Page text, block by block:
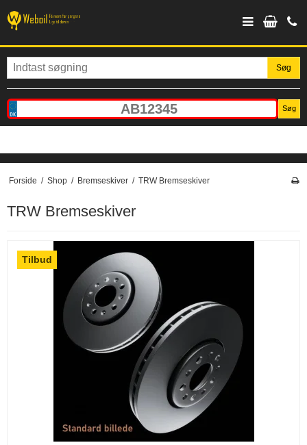
Søg
Søg
Forside / Shop / Bremseskiver / TRW Bremseskiver
TRW Bremseskiver
Tilbud